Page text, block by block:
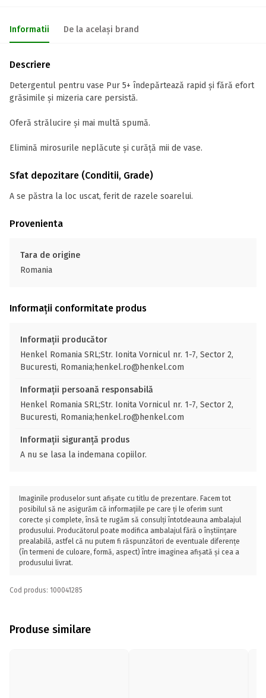
Informatii De la același brand
Descriere
Detergentul pentru vase Pur 5+ îndepărtează rapid și fără efort
grăsimile și mizeria care persistă.
Oferă strălucire și mai multă spumă.
Elimină mirosurile neplăcute și curăță mii de vase.
Sfat depozitare (Conditii, Grade)
A se păstra la loc uscat, ferit de razele soarelui.
Provenienta
Tara de origine
Romania
Informații conformitate produs
Informații producător
Henkel Romania SRL;Str. Ionita Vornicul nr. 1-7, Sector 2,
Bucuresti, Romania;henkel.ro@henkel.com
Informații persoană responsabilă
Henkel Romania SRL;Str. Ionita Vornicul nr. 1-7, Sector 2,
Bucuresti, Romania;henkel.ro@henkel.com
Informații siguranță produs
A nu se lasa la indemana copiilor.
Imaginile produselor sunt afișate cu titlu de prezentare. Facem tot
posibilul să ne asigurăm că informațiile pe care ți le oferim sunt
corecte și complete, însă te rugăm să consulți întotdeauna ambalajul
produsului. Producătorul poate modifica ambalajul fără o înștiințare
prealabilă, astfel că nu putem fi răspunzători de eventuale diferențe
(în termeni de culoare, formă, aspect) între imaginea afișată și cea a
produsului livrat.
Cod produs: 100041285
Produse similare